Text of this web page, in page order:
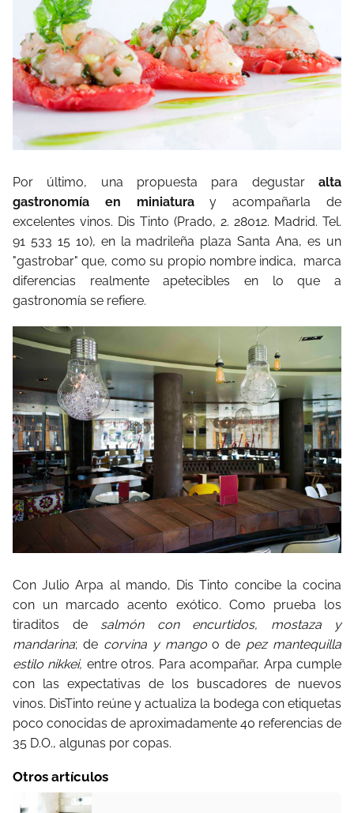
Por último, una propuesta para degustar alta
gastronomía en miniaturay acompañarla de
excelentes vinos. Dis Tinto (Prado, 2. 28012. Madrid. Tel.
91 533 15 10), en la madrileña plaza Santa Ana, es un
"gastrobar" que, como su propio nombre indica, marca
diferencias realmente apetecibles en lo que a
gastronomía se refiere.
Con Julio Arpa al mando, Dis Tinto concibe la cocina
con un marcado acento exótico. Como prueba los
tiraditos de salmón con encurtidos, mostaza y
mandarina; de corvina y mangoo de pez mantequilla
estilo nikkei, entre otros. Para acompañar, Arpa cumple
con las expectativas de los buscadores de nuevos
vinos. DisTinto reúne y actualiza la bodega con etiquetas
poco conocidas de aproximadamente 40 referencias de
35 D.O., algunas por copas.
Otros artículos